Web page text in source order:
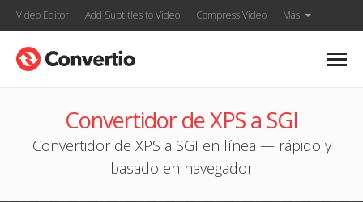
Video Editor Add Subtitles to Video Compress Video Más
Convertidor de XPS a SGI
Convertidor de XPS a SGI en línea — rápido y
basado en navegador